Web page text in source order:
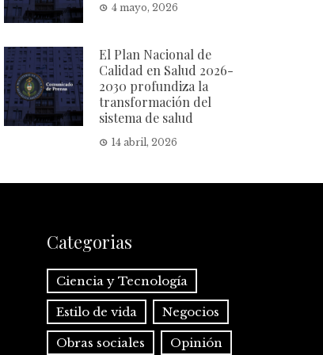
4 mayo, 2026
El Plan Nacional de
Calidad en Salud 2026-
2030 profundiza la
transformación del
sistema de salud
14 abril, 2026
Categorias
Ciencia y Tecnología
Estilo de vida Negocios
Obras sociales Opinión